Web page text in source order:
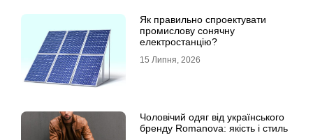
Як правильно спроектувати
промислову сонячну
електростанцію?
15 Липня, 2026
Чоловічий одяг від українського
бренду Romanova: якість і стиль